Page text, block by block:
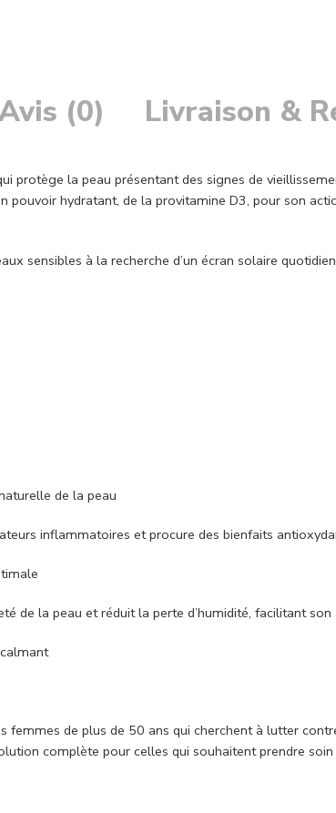
(0) Livraison &
protège la peau présentant des signes de
pouvoir hydratant, de la provitamine D3, pour son
sensibles à la recherche d’un écran solaire
de la peau
inflammatoires et procure des bienfaits
de la peau et réduit la perte d’humidité, facilitant
de plus de 50 ans qui cherchent à lutter
complète pour celles qui souhaitent prendre